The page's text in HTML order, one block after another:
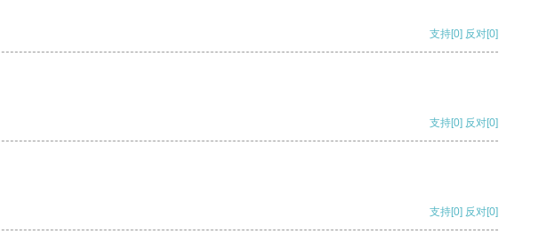
支持[0] 反对[0]
支持[0] 反对[0]
支持[0] 反对[0]